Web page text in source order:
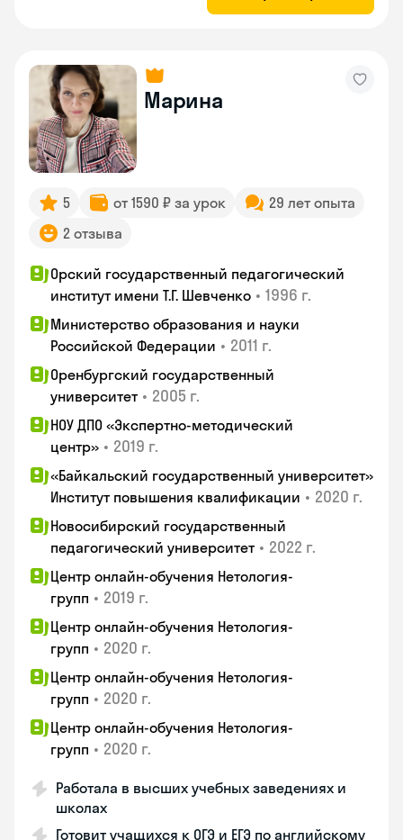
Марина
5 от 1590 ₽ за урок
29 лет опыта
2 отзыва
Орский государственный педагогический
институт имени Т.Г. Шевченко • 1996 г.
Министерство образования и науки
Российской Федерации • 2011 г.
Оренбургский государственный
университет • 2005 г.
НОУ ДПО «Экспертно-методический
центр» • 2019 г.
«Байкальский государственный университет»
Институт повышения квалификации • 2020 г.
Новосибирский государственный
педагогический университет • 2022 г.
Центр онлайн-обучения Нетология-
групп • 2019 г.
Центр онлайн-обучения Нетология-
групп • 2020 г.
Центр онлайн-обучения Нетология-
групп • 2020 г.
Центр онлайн-обучения Нетология-
групп • 2020 г.
Работала в высших учебных заведениях и
школах
Готовит учащихся к ОГЭ и ЕГЭ по английскому